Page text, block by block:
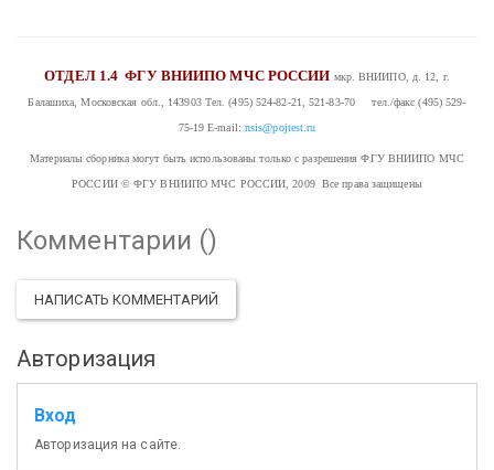
ОТДЕЛ 1.4ФГУ ВНИИПО МЧС РОССИИ мкр. ВНИИПО, д. 12, г.
Балашиха, Московская обл., 143903Тел. (495) 524-82-21, 521-83-70 тел./факс (495) 529-
75-19 E-mail: nsis@pojtest.ru
Материалы сборника могут быть использованы только с разрешения ФГУ ВНИИПО МЧС
РОССИИ© ФГУ ВНИИПО МЧС РОССИИ, 2009 Все права защищены
Комментарии ()
НАПИСАТЬ КОММЕНТАРИЙ
Авторизация
Вход
Авторизация на сайте.